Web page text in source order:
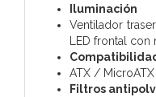
Iluminación
Ventilador
LED frontal
ATX /
Filtros